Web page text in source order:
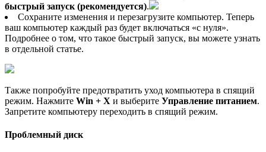
быстрый запуск (рекомендуется).
Сохраните изменения и перезагрузите компьютер. Теперь
ваш компьютер каждый раз будет включаться «с нуля».
Подробнее о том, что такое быстрый запуск, вы можете узнать
в отдельной статье.
Также попробуйте предотвратить уход компьютера в спящий
режим. Нажмите Win + X и выберите Управление питанием.
Запретите компьютеру переходить в спящий режим.
Проблемный диск